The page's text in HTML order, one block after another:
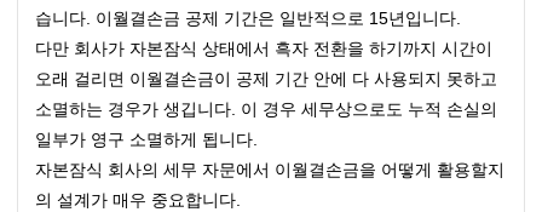
습니다. 이월결손금 공제 기간은 일반적으로 15년입니다.
다만 회사가 자본잠식 상태에서 흑자 전환을 하기까지 시간이
오래 걸리면 이월결손금이 공제 기간 안에 다 사용되지 못하고
소멸하는 경우가 생깁니다. 이 경우 세무상으로도 누적 손실의
일부가 영구 소멸하게 됩니다.
자본잠식 회사의 세무 자문에서 이월결손금을 어떻게 활용할지
의 설계가 매우 중요합니다.